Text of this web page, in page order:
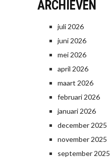
ARCHIEVEN
juli 2026
juni 2026
mei 2026
april 2026
maart 2026
februari 2026
januari 2026
december 2025
november 2025
september 2025